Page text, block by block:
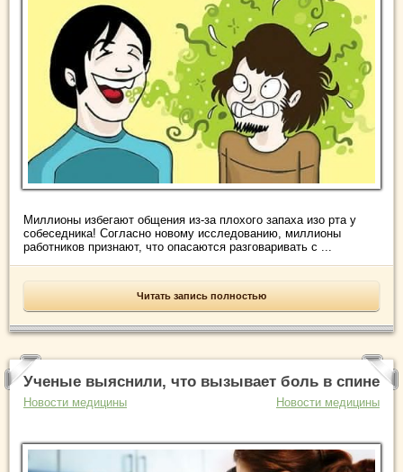
Миллионы избегают общения из-за плохого запаха изо рта у
собеседника! Согласно новому исследованию, миллионы
работников признают, что опасаются разговаривать с ...
Читать запись полностью
Ученые выяснили, что вызывает боль в спине
Новости медицины Новости медицины